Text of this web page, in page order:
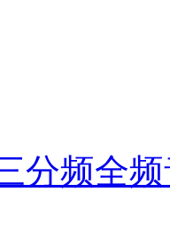
分频全